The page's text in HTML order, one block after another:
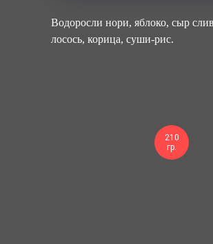
Водоросли нори, яблоко, сыр
лосось, корица, суши-рис.
210
гр.